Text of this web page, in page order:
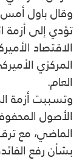
وقال باول
تؤدي إلى أزمة
الاقتصاد
المركزي
العام.
وتسببت أزمة
الأصول
الماضي، مع
بشأن رفع